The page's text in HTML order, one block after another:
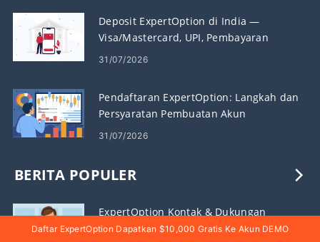
Deposit ExpertOption di India —
Visa/Mastercard, UPI, Pembayaran
elektronik & Kripto
31/07/2026
Pendaftaran ExpertOption: Langkah dan
Persyaratan Pembuatan Akun
31/07/2026
BERITA POPULER
ExpertOption Kontak & Dukungan
Daftar ExpertOption Dapatkan $10,000 Gratis Ke Akun DEMO